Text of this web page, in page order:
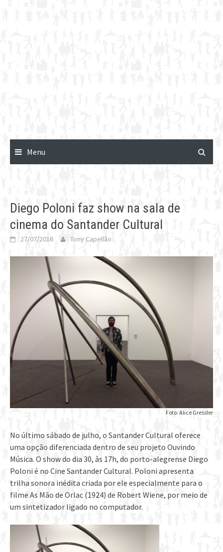
Menu
Diego Poloni faz show na sala de
cinema do Santander Cultural
27/07/2016 Tony Capellão
Foto: Alice Gressler
No último sábado de julho, o Santander Cultural oferece
uma opção diferenciada dentro de seu projeto Ouvindo
Música. O show do dia 30, às 17h, do porto-alegrense Diego
Poloni é no Cine Santander Cultural. Poloni apresenta
trilha sonora inédita criada por ele especialmente para o
filme As Mão de Orlac (1924) de Robert Wiene, por meio de
um sintetizador ligado no computador.